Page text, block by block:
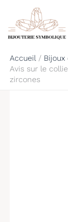
contenu
Accueil
Avis sur le
zircones
Rechercher